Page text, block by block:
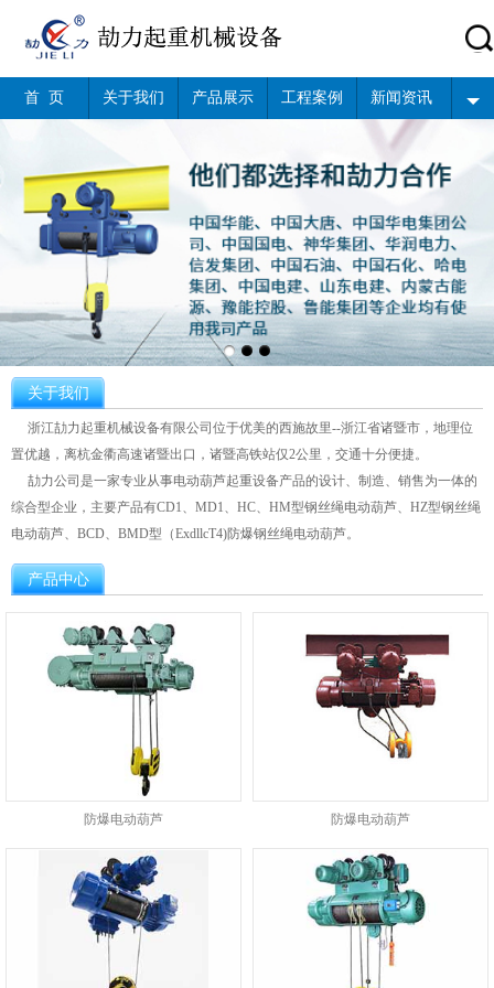
首 页 关于我们 产品展示 工程案例 新闻资讯
关于我们
浙江劼力起重机械设备有限公司位于优美的西施故里--浙江省诸暨市，地理位
置优越，离杭金衢高速诸暨出口，诸暨高铁站仅2公里，交通十分便捷。
劼力公司是一家专业从事电动葫芦起重设备产品的设计、制造、销售为一体的
综合型企业，主要产品有CD1、MD1、HC、HM型钢丝绳电动葫芦、HZ型钢丝绳
电动葫芦、BCD、BMD型（ExdllcT4)防爆钢丝绳电动葫芦。
产品中心
防爆电动葫芦 防爆电动葫芦